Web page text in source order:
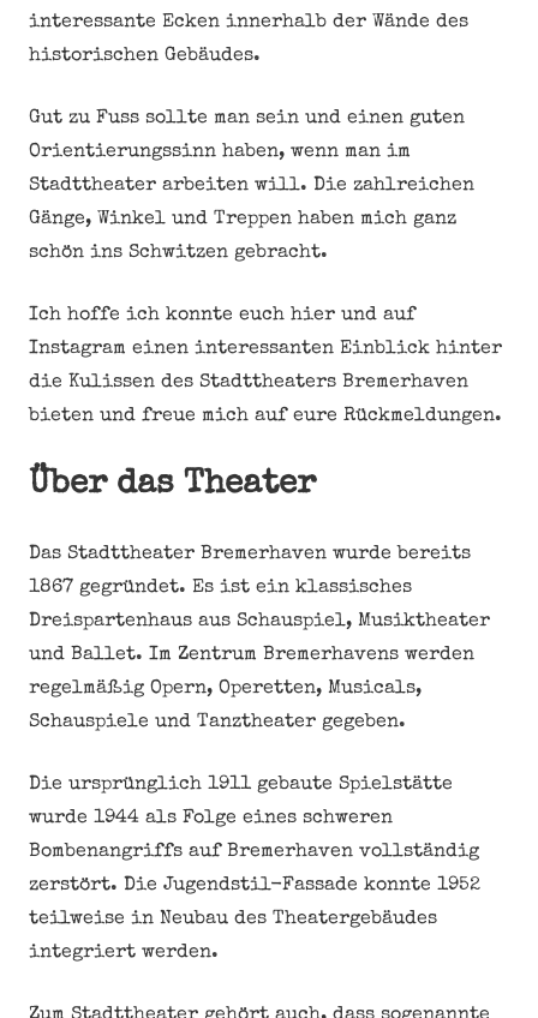
interessante Ecken innerhalb der Wände des
historischen Gebäudes.
Gut zu Fuss sollte man sein und einen guten
Orientierungssinn haben, wenn man im
Stadttheater arbeiten will. Die zahlreichen
Gänge, Winkel und Treppen haben mich ganz
schön ins Schwitzen gebracht.
Ich hoffe ich konnte euch hier und auf
Instagram einen interessanten Einblick hinter
die Kulissen des Stadttheaters Bremerhaven
bieten und freue mich auf eure Rückmeldungen.
Über das Theater
Das Stadttheater Bremerhaven wurde bereits
1867 gegründet. Es ist ein klassisches
Dreispartenhaus aus Schauspiel, Musiktheater
und Ballet. Im Zentrum Bremerhavens werden
regelmäßig Opern, Operetten, Musicals,
Schauspiele und Tanztheater gegeben.
Die ursprünglich 1911 gebaute Spielstätte
wurde 1944 als Folge eines schweren
Bombenangriffs auf Bremerhaven vollständig
zerstört. Die Jugendstil-Fassade konnte 1952
teilweise in Neubau des Theatergebäudes
integriert werden.